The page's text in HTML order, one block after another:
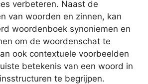
verbeteren. Naast de
van woorden en zinnen, kan
woordenboek synoniemen en
om de woordenschat te
ook contextuele voorbeelden
betekenis van een woord in
te begrijpen.